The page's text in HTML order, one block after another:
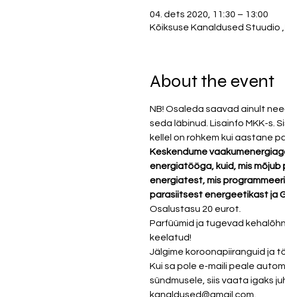
04. dets 2020, 11:30 – 13:00
Kõiksuse Kanaldused Stuudio
About the event
NB! Osaleda saavad ainult
seda läbinud. Lisainfo MKK-s.
kellel on rohkem kui aastane
Keskendume
energiatööga, kuid, mis
energiatest, mis
parasiitsest energeetikast ja
Osalustasu 20 eurot.
Parfüümid ja tugevad
keelatud!
Jälgime koroonapiiranguid ja
Kui sa pole e-maili peale
sündmusele, siis vaata igaks
kanaldused@gmail.com.